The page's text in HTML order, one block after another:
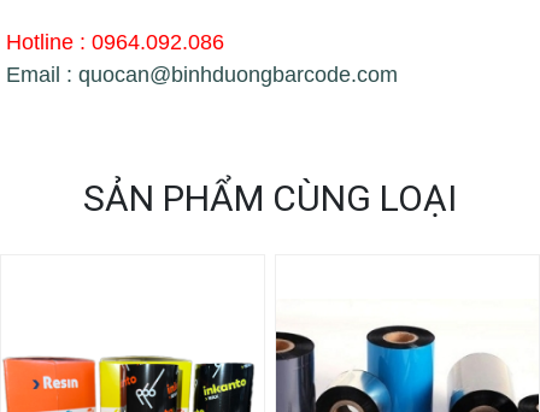
Hotline : 0964.092.086
Email : quocan@binhduongbarcode.com
SẢN PHẨM CÙNG LOẠI